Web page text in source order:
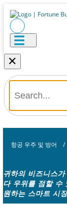
×
항공 우주 및 방어 /
귀하의 비즈니스
다 우위를 점할 수
원하는 스마트 시